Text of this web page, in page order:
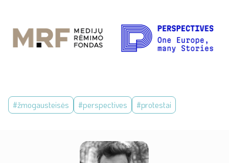
#žmogausteisės #perspectives #protestai